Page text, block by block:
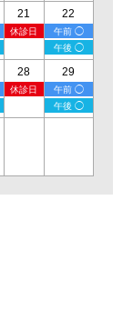
21
休診日
22
午前 ◯
午後 ◯
28
休診日
29
午前 ◯
午後 ◯